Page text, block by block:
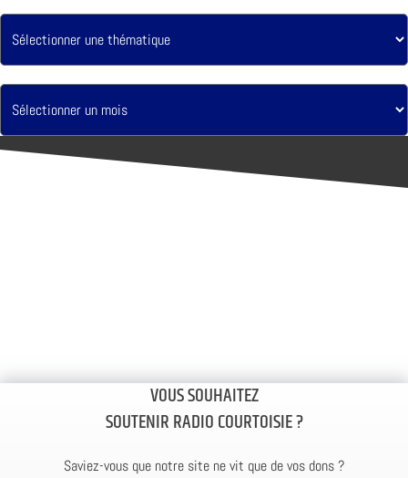
VOUS SOUHAITEZ
SOUTENIR RADIO COURTOISIE ?
Saviez-vous que notre site ne vit que de vos dons ?